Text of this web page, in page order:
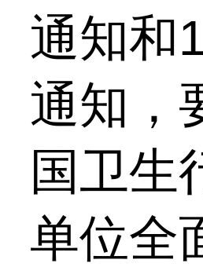
通知和
通知，
国卫生
单位全